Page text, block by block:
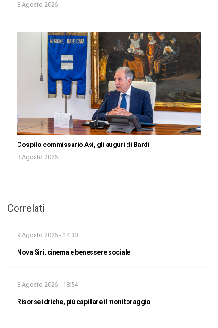
8 Agosto 2026
Cospito commissario Asi, gli auguri di Bardi
8 Agosto 2026
Correlati
9 Agosto 2026 - 14:30
Nova Siri, cinema e benessere sociale
8 Agosto 2026 - 18:54
Risorse idriche, più capillare il monitoraggio